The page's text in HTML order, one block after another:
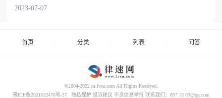
2023-07-07
首页 分类 列表 问答
©2004-2022 m.lvsu.com All Rights Reserved.
豫ICP备2021032478号-37
隐私保护 投诉建议 不良信息举报 联系我们：897 18 09@qq.com